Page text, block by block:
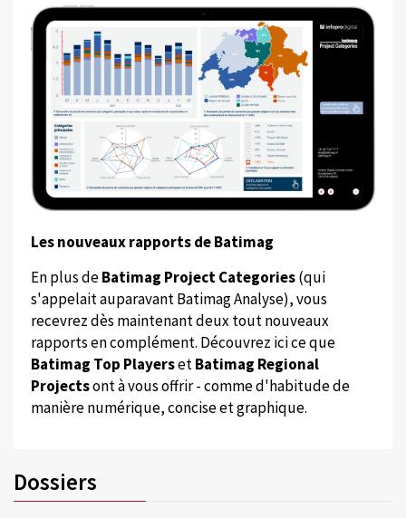
Les nouveaux rapports de Batimag
En plus deBatimag Project Categories(qui
s'appelait auparavant Batimag Analyse), vous
recevrez dès maintenant deux tout nouveaux
rapports en complément. Découvrez ici ce que
Batimag Top PlayersetBatimag Regional
Projectsont à vous offrir - comme d'habitude de
manière numérique, concise et graphique.
Dossiers